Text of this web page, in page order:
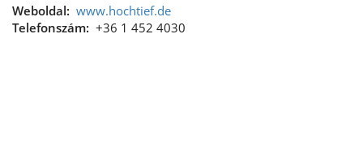
Weboldal: www.hochtief.de
Telefonszám: +36 1 452 4030